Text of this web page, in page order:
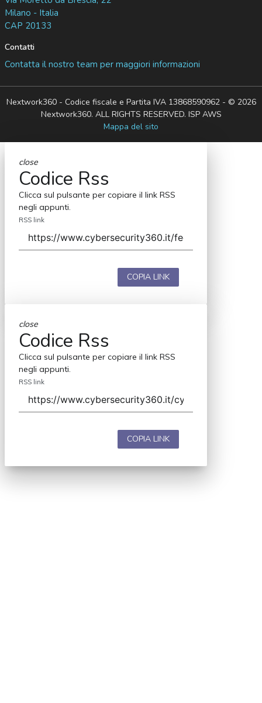
Milano - Italia
CAP 20133
Contatti
Contatta il nostro team per maggiori informazioni
Nextwork360 - Codice fiscale e Partita IVA 13868590962 - © 2026
Nextwork360. ALL RIGHTS RESERVED. ISP AWS
Mappa del sito
close
Codice Rss
Clicca sul pulsante per copiare il link RSS
negli appunti.
RSS link
COPIA LINK
close
Codice Rss
Clicca sul pulsante per copiare il link RSS
negli appunti.
RSS link
COPIA LINK